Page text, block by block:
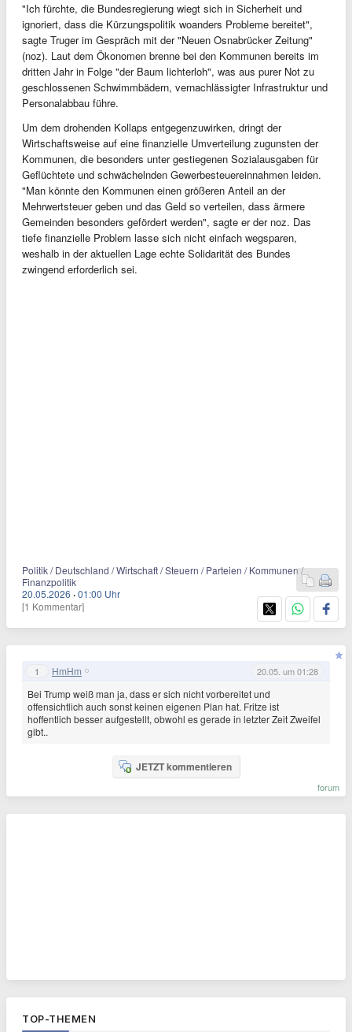
"Ich fürchte, die Bundesregierung wiegt sich in Sicherheit und
ignoriert, dass die Kürzungspolitik woanders Probleme bereitet",
sagte Truger im Gespräch mit der "Neuen Osnabrücker Zeitung"
(noz). Laut dem Ökonomen brenne bei den Kommunen bereits im
dritten Jahr in Folge "der Baum lichterloh", was aus purer Not zu
geschlossenen Schwimmbädern, vernachlässigter Infrastruktur und
Personalabbau führe.
Um dem drohenden Kollaps entgegenzuwirken, dringt der
Wirtschaftsweise auf eine finanzielle Umverteilung zugunsten der
Kommunen, die besonders unter gestiegenen Sozialausgaben für
Geflüchtete und schwächelnden Gewerbesteuereinnahmen leiden.
"Man könnte den Kommunen einen größeren Anteil an der
Mehrwertsteuer geben und das Geld so verteilen, dass ärmere
Gemeinden besonders gefördert werden", sagte er der noz. Das
tiefe finanzielle Problem lasse sich nicht einfach wegsparen,
weshalb in der aktuellen Lage echte Solidarität des Bundes
zwingend erforderlich sei.
Politik / Deutschland / Wirtschaft / Steuern / Parteien / Kommunen /
Finanzpolitik
20.05.2026 ·01:00 Uhr
[1 Kommentar]
1 HmHm 20.05. um 01:28
Bei Trump weiß man ja, dass er sich nicht vorbereitet und
offensichtlich auch sonst keinen eigenen Plan hat. Fritze ist
hoffentlich besser aufgestellt, obwohl es gerade in letzter Zeit Zweifel
gibt..
JETZT kommentieren
forum
TOP-THEMEN